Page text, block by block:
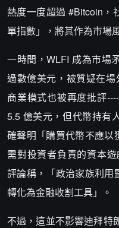
熱度一度超過 #Bitcoin，
單指數」，將其作為市場
一時間，WLFI 成為市場
過數億美元，被質疑在
商業模式也被再度批評
5.5 億美元，但代幣持有
確聲明「購買代幣不應以
需對投資者負責的資本
評論稱，「政治家族利用
轉化為金融收割工具」。
不過，這並不影響迪拜特